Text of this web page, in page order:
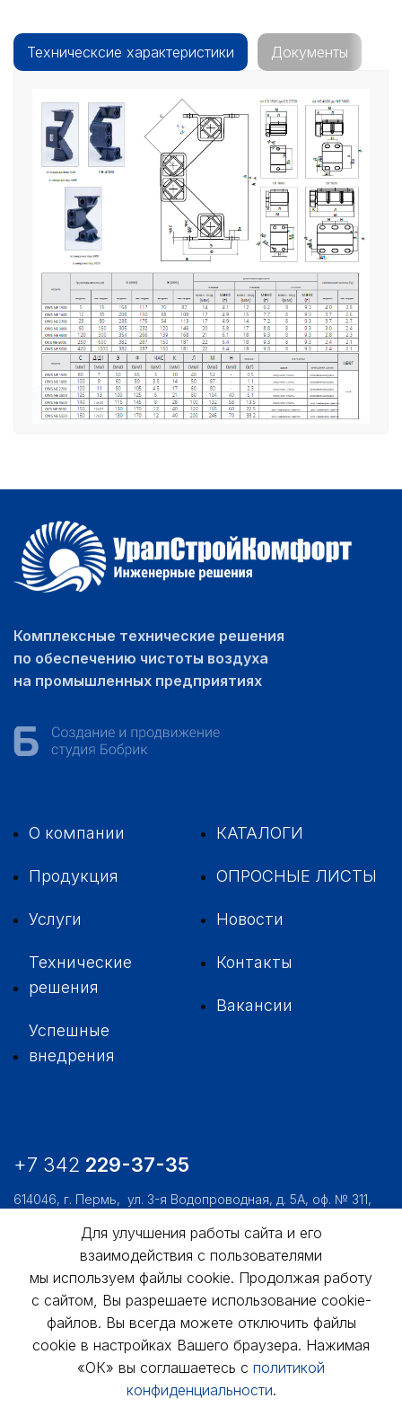
Техническсие характеристики Документы
Комплексные технические решения
по обеспечению чистоты воздуха
на промышленных предприятиях
О компании
Продукция
Услуги
Технические
решения
Успешные
внедрения
КАТАЛОГИ
ОПРОСНЫЕ ЛИСТЫ
Новости
Контакты
Вакансии
+7 342 229-37-35
614046, г. Пермь, ул. 3-я Водопроводная, д. 5А, оф. № 311,
usk@usk.perm.ru
Обратная связь
Для улучшения работы сайта и его
взаимодействия с пользователями
мы используем файлы cookie. Продолжая работу
с сайтом, Вы разрешаете использование cookie-
файлов. Вы всегда можете отключить файлы
cookie в настройках Вашего браузера. Нажимая
«ОК» вы соглашаетесь с политикой
конфиденциальности.